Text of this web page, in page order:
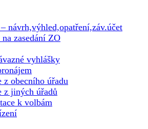
návrh,výhled,opatření,záv.účet
zasedání ZO
vyhlášky
z obecního úřadu
z jiných úřadů
k volbám